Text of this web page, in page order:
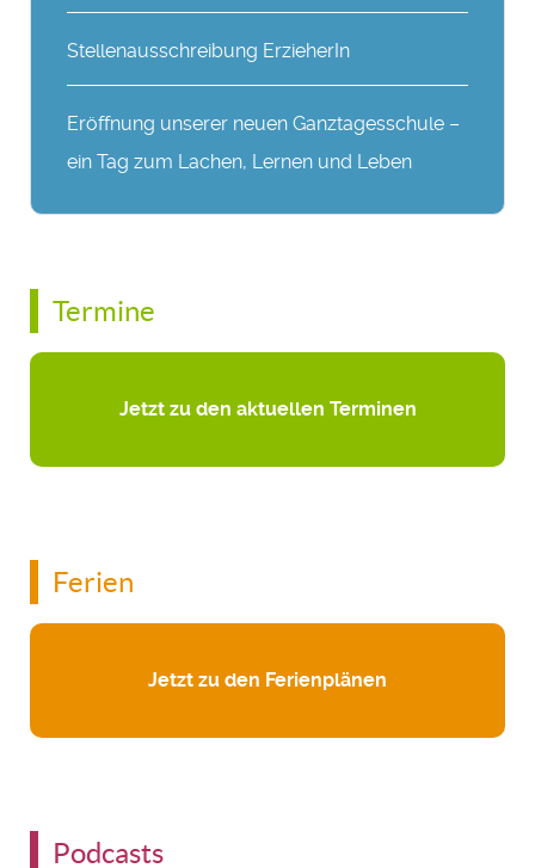
Stellenausschreibung ErzieherIn
Eröffnung unserer neuen Ganztagesschule –
ein Tag zum Lachen, Lernen und Leben
Termine
Jetzt zu den aktuellen Terminen
Ferien
Jetzt zu den Ferienplänen
Podcasts